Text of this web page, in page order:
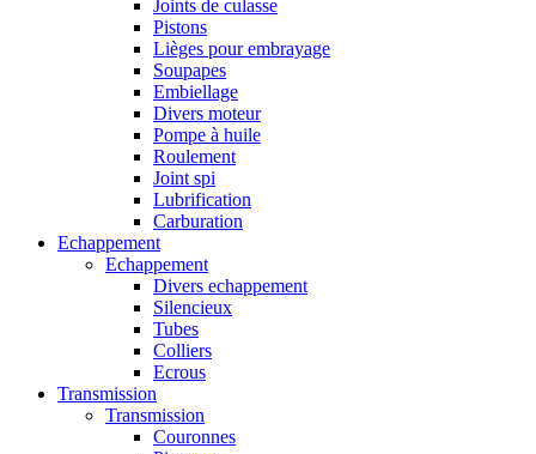
Joints de culasse
Pistons
Lièges pour embrayage
Soupapes
Embiellage
Divers moteur
Pompe à huile
Roulement
Joint spi
Lubrification
Carburation
Echappement
Echappement
Divers echappement
Silencieux
Tubes
Colliers
Ecrous
Transmission
Transmission
Couronnes